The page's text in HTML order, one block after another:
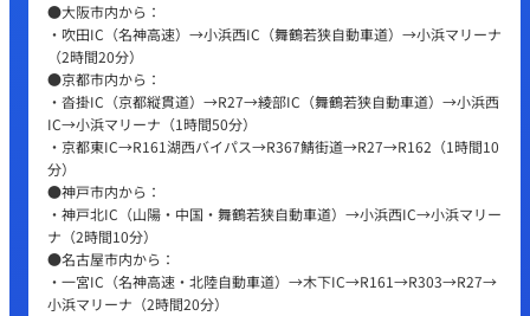
●大阪市内から：
・吹田IC（名神高速）→小浜西IC（舞鶴若狭自動車道）→小浜マリーナ
（2時間20分）
●京都市内から：
・沓掛IC（京都縦貫道）→R27→綾部IC（舞鶴若狭自動車道）→小浜西
IC→小浜マリーナ（1時間50分）
・京都東IC→R161湖西バイパス→R367鯖街道→R27→R162（1時間10
分）
●神戸市内から：
・神戸北IC（山陽・中国・舞鶴若狭自動車道）→小浜西IC→小浜マリー
ナ（2時間10分）
●名古屋市内から：
・一宮IC（名神高速・北陸自動車道）→木下IC→R161→R303→R27→
小浜マリーナ（2時間20分）